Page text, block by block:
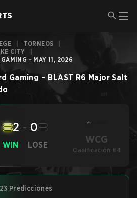
TORNEOS
CITY
- MAY 11, 2026
Gaming – BLAST R6 Major Salt
WIN
2 - 0
LOSE WCG
Clasificación #4
Predicciones